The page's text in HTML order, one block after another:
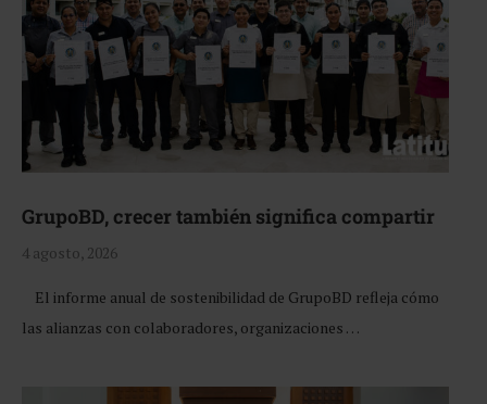
GrupoBD, crecer también significa compartir
4 agosto, 2026
El informe anual de sostenibilidad de GrupoBD refleja cómo
las alianzas con colaboradores, organizaciones …